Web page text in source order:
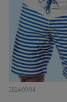
2024/09/04